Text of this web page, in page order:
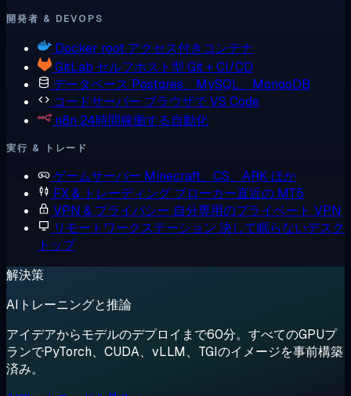
開発者 & DEVOPS
Docker root アクセス付きコンテナ
GitLab セルフホスト型 Git + CI/CD
データベース Postgres、MySQL、MongoDB
コードサーバー ブラウザで VS Code
n8n 24時間稼働する自動化
実行 & トレード
ゲームサーバー Minecraft、CS、ARK ほか
FX & トレーディング ブローカー直近の MT5
VPN & プライバシー 自分専用のプライベート VPN
リモートワークステーション 決して眠らないデスク
トップ
解決策
AIトレーニングと推論
アイデアからモデルのデプロイまで60分。すべてのGPUプ
ランでPyTorch、CUDA、vLLM、TGIのイメージを事前構築
済み。